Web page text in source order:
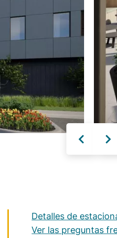
Detalles de
Ver las preguntas